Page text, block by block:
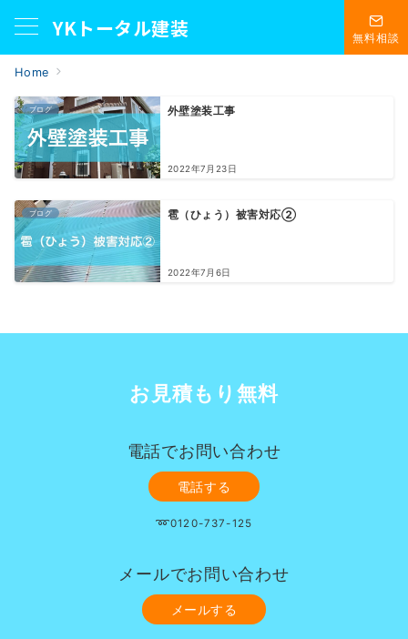
YKトータル建装 無料相談
Home
ブログ 外壁塗装工事
2022年7月23日
ブログ 雹（ひょう）被害対応②
2022年7月6日
お見積もり無料
電話でお問い合わせ
電話する
➿0120-737-125
メールでお問い合わせ
メールする